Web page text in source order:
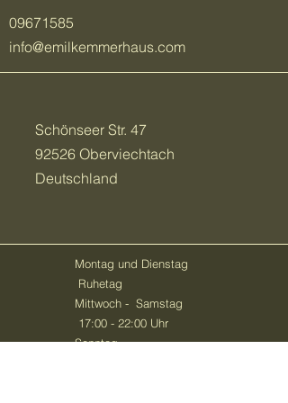
09671585
info@emilkemmerhaus.com
Schönseer Str. 47
92526 Oberviechtach
Deutschland
Montag und Dienstag
Ruhetag
Mittwoch - Samstag
17:00 - 22:00 Uhr
Sonntag